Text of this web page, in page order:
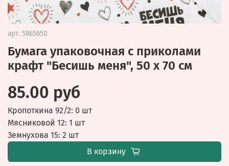
арт. 5865650
Бумага упаковочная с приколами
крафт "Бесишь меня", 50 х 70 см
85.00 руб
Кропоткина 92/2: 0 шт
Мясниковой 12: 1 шт
Земнухова 15: 2 шт
В корзину